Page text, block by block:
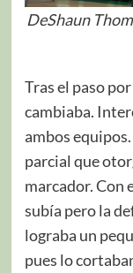
DeShaun
Tras el paso
cambiaba.
ambos
parcial que
marcador. Con
subía pero la
lograba un
pues lo